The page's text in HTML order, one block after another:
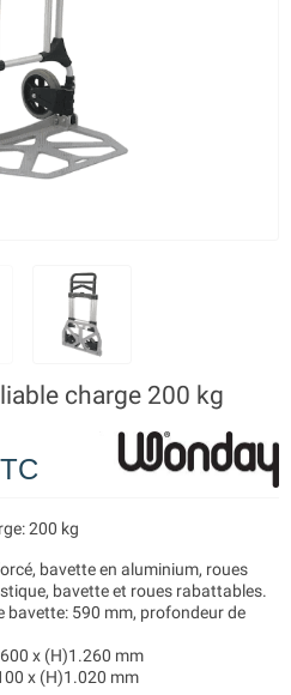
charge 200 kg
200 kg
bavette en aluminium, roues
bavette et roues rabattables.
bavette: 590 mm, profondeur de
x (H)1.260 mm
x (H)1.020 mm